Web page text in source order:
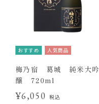
おすすめ 人気商品
梅乃宿 葛城 純米大吟
醸 720ml
¥6,050 税込